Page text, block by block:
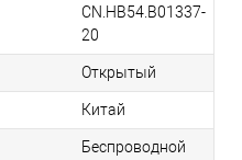
CN.НВ54.B01337-
20
Открытый
Китай
Беспроводной